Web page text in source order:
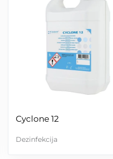
Cyclone 12
Dezinfekcija